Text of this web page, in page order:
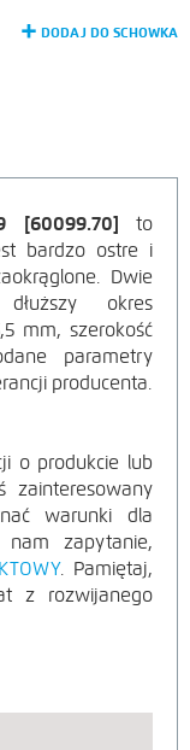
DODAJ DO SCHOWKA
[60099.70] to
bardzo ostre i
Dwie
okres
mm, szerokość
parametry
producenta.
o produkcie lub
zainteresowany
warunki dla
zapytanie,
. Pamiętaj,
z rozwijanego